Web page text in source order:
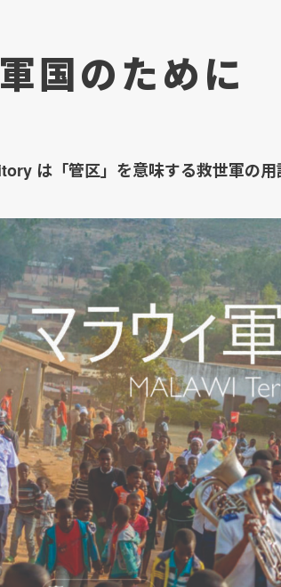
国のために
は「管区」を意味する救世軍の